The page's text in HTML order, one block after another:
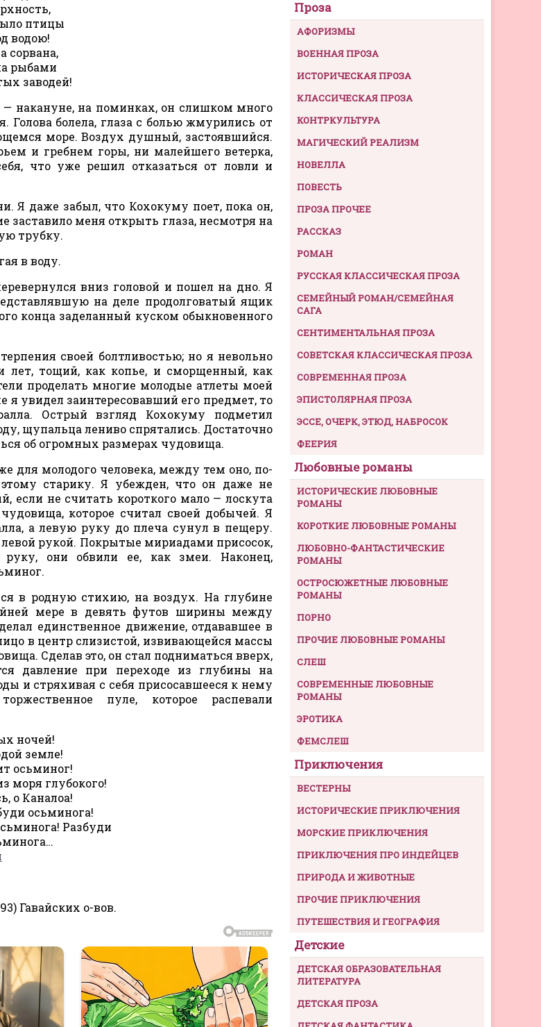
птицы
водою!
сорвана,
рыбами
заводей!
накануне, на поминках, он слишком много
Голова болела, глаза с болью жмурились от
море. Воздух душный, застоявшийся.
и гребнем горы, ни малейшего ветерка,
что уже решил отказаться от ловли и
Я даже забыл, что Кохокуму поет, пока он,
заставило меня открыть глаза, несмотря на
трубку.
в воду.
вниз головой и пошел на дно. Я
на деле продолговатый ящик
конца заделанный куском обыкновенного
своей болтливостью; но я невольно
лет, тощий, как копье, и сморщенный, как
проделать многие молодые атлеты моей
я увидел заинтересовавший его предмет, то
Острый взгляд Кохокуму подметил
щупальца лениво спрятались. Достаточно
об огромных размерах чудовища.
для молодого человека, между тем оно, по-
старику. Я убежден, что он даже не
если не считать короткого мало — лоскута
которое считал своей добычей. Я
а левую руку до плеча сунул в пещеру.
рукой. Покрытые мириадами присосок,
руку, они обвили ее, как змеи. Наконец,
в родную стихию, на воздух. На глубине
мере в девять футов ширины между
единственное движение, отдававшее в
в центр слизистой, извивающейся массы
Сделав это, он стал подниматься вверх,
давление при переходе из глубины на
и стряхивая с себя присосавшееся к нему
пуле, которое распевали
ночей!
земле!
осьминог!
моря глубокого!
о Каналоа!
осьминога!
Разбуди
Гавайских о-вов.
Проза
АФОРИЗМЫ
ВОЕННАЯ ПРОЗА
ИСТОРИЧЕСКАЯ ПРОЗА
КЛАССИЧЕСКАЯ ПРОЗА
КОНТРКУЛЬТУРА
МАГИЧЕСКИЙ РЕАЛИЗМ
НОВЕЛЛА
ПОВЕСТЬ
ПРОЗА ПРОЧЕЕ
РАССКАЗ
РОМАН
РУССКАЯ КЛАССИЧЕСКАЯ ПРОЗА
СЕМЕЙНЫЙ РОМАН/СЕМЕЙНАЯ
САГА
СЕНТИМЕНТАЛЬНАЯ ПРОЗА
СОВЕТСКАЯ КЛАССИЧЕСКАЯ ПРОЗА
СОВРЕМЕННАЯ ПРОЗА
ЭПИСТОЛЯРНАЯ ПРОЗА
ЭССЕ, ОЧЕРК, ЭТЮД, НАБРОСОК
ФЕЕРИЯ
Любовные романы
ИСТОРИЧЕСКИЕ ЛЮБОВНЫЕ
РОМАНЫ
КОРОТКИЕ ЛЮБОВНЫЕ РОМАНЫ
ЛЮБОВНО-ФАНТАСТИЧЕСКИЕ
РОМАНЫ
ОСТРОСЮЖЕТНЫЕ ЛЮБОВНЫЕ
РОМАНЫ
ПОРНО
ПРОЧИЕ ЛЮБОВНЫЕ РОМАНЫ
СЛЕШ
СОВРЕМЕННЫЕ ЛЮБОВНЫЕ
РОМАНЫ
ЭРОТИКА
ФЕМСЛЕШ
Приключения
ВЕСТЕРНЫ
ИСТОРИЧЕСКИЕ ПРИКЛЮЧЕНИЯ
МОРСКИЕ ПРИКЛЮЧЕНИЯ
ПРИКЛЮЧЕНИЯ ПРО ИНДЕЙЦЕВ
ПРИРОДА И ЖИВОТНЫЕ
ПРОЧИЕ ПРИКЛЮЧЕНИЯ
ПУТЕШЕСТВИЯ И ГЕОГРАФИЯ
Детские
ДЕТСКАЯ ОБРАЗОВАТЕЛЬНАЯ
ЛИТЕРАТУРА
ДЕТСКАЯ ПРОЗА